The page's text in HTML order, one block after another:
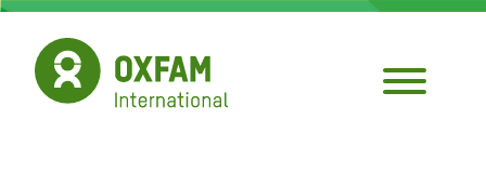
Pasar
contenido
principal